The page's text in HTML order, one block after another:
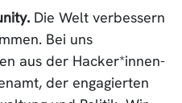
Die Welt verbessern
Bei uns
aus der Hacker*innen-
der engagierten